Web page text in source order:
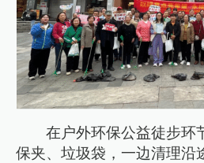
在户外环保公益徒步环
保夹、垃圾袋，一边清理沿